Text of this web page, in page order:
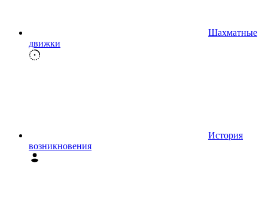
Шахматные
движки
История
возникновения